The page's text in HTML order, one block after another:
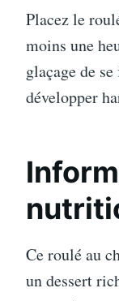
Placez le
moins une
glaçage de
développer
Ce roulé au
un dessert